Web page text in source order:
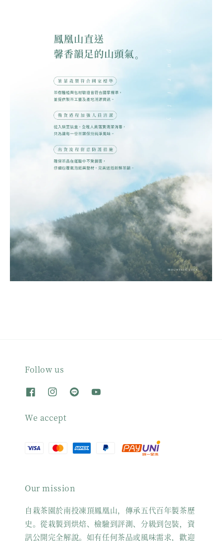
Follow us
We accept
Our mission
自栽茶園於南投凍頂鳳凰山，傳承五代百年製茶歷
史。從栽製到烘焙、檢驗到評測、分級到包裝，資
訊公開完全解說。如有任何茶品或風味需求，歡迎